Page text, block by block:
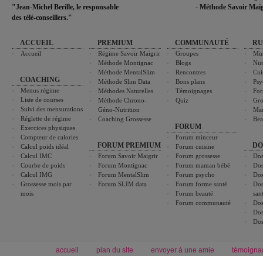
"Jean-Michel Berille, le responsable
des télé-conseillers."
- Méthode Savoir
ACCUEIL
Accueil
COACHING
Menus régime
Liste de courses
Suivi des mensurations
Réglette de régime
Exercices physiques
Compteur de calories
Calcul poids idéal
Calcul IMC
Courbe de poids
Calcul IMG
Grossesse mois par
mois
PREMIUM
Régime Savoir Maigrir
Méthode Montignac
Méthode MentalSlim
Méthode Slim Data
Méthodes Naturelles
Méthode Chrono-
Géno-Nutrition
Coaching Grossesse
FORUM PREMIUM
Forum Savoir Maigrir
Forum Montignac
Forum MentalSlim
Forum SLIM data
COMMUNAUTÉ
Groupes
Blogs
Rencontres
Bons plans
Témoignages
Quiz
FORUM
Forum minceur
Forum cuisine
Forum grossesse
Forum maman bébé
Forum psycho
Forum forme santé
Forum beauté
Forum communauté
accueil plan du site envoyer à une amie